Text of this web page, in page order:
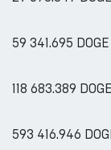
59 341.695 DOGE
118 683.389
593 416.946